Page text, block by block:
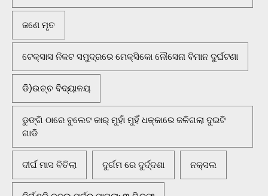
ଜଣେ ମୃତ
ଟେକ୍ସାସ ନିକଟ ସମୁଦ୍ରରେ ମେକ୍ସିକୋ ନୌସେନା ବିମାନ ଦୁର୍ଘଟଣା
ଡି)ଉଚ୍ଚ ବିଦ୍ୟାଳୟ
ଡୁଙ୍ଗି ଠାରେ ବୁଲେଟ କାର୍ ମୁହାଁ ମୁହିଁ ଧକ୍କାରେ ଜଳିଗଲା ଦୁଇଟି
ଗାଡି
ଦୀର୍ଘ ମାସ ବିତିଲା ଦୁର୍ଗମ ରେ ଦୁର୍ଦ୍ଦଶା ନକ୍ସଲ